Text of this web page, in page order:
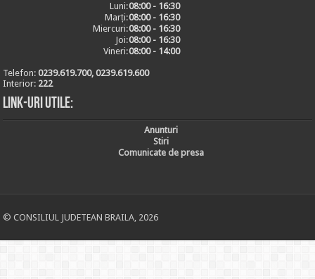
Luni:08:00 - 16:30
Marți:08:00 - 16:30
Miercuri:08:00 - 16:30
Joi:08:00 - 16:30
Vineri:08:00 - 14:00
Telefon:0239.619.700, 0239.619.600
Interior: 222
Link-uri utile:
Anunturi
Stiri
Comunicate de presa
© CONSILIUL JUDETEAN BRAILA, 2026